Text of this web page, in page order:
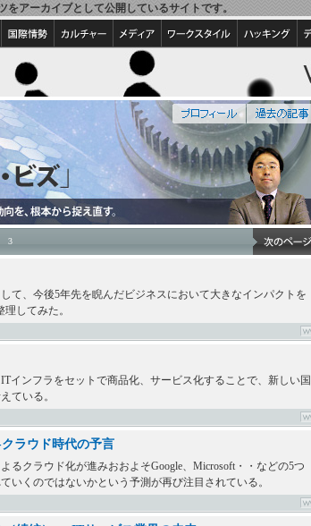
アーカイブとして公開しているサイトです。
3
て、今後5年先を睨んだビジネスにおいて大きなインパクトを
してみた。
インフラをセットで商品化、サービス化することで、新しい国
ている。
ラウド時代の予言
クラウド化が進みおおよそGoogle、Microsoft・・などの5つ
いくのではないかという予測が再び注目されている。